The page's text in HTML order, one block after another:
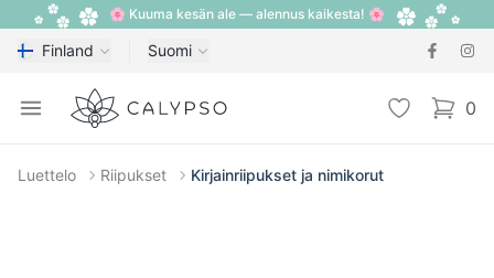
🌸 Kuuma kesän ale — alennus kaikesta! 🌸
Finland Suomi
Open menu
Calypso Toivelista 0
items
Luettelo Riipukset Kirjainriipukset ja nimikorut